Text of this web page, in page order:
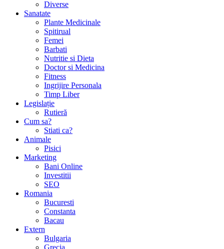
Diverse
Sanatate
Plante Medicinale
Spitirual
Femei
Barbati
Nutritie si Dieta
Doctor si Medicina
Fitness
Ingrijire Personala
Timp Liber
Legislație
Rutieră
Cum sa?
Stiati ca?
Animale
Pisici
Marketing
Bani Online
Investitii
SEO
Romania
Bucuresti
Constanta
Bacau
Extern
Bulgaria
Grecia